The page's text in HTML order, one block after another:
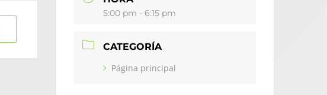
5:00 pm - 6:15 pm
CATEGORÍA
Página principal